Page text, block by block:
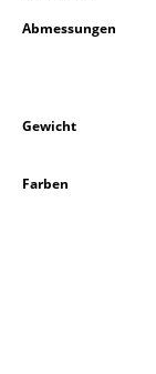
Licht
Tischleuchten
Abmessungen
Gewicht
Farben